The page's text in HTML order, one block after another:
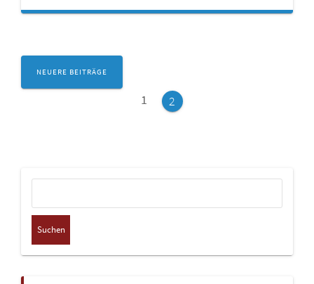
Beitragsnavigation
NEUERE BEITRÄGE
Seite
1 Seite
2